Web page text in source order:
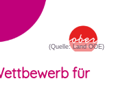
(Quelle: Land OOE)
für